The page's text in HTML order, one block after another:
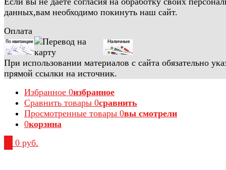
данных,вам необходимо покинуть наш сайт.
Оплата
При использовании материалов с сайта обязательно
прямой ссылки на источник.
Избранное 0избранное
Сравнить товары 0сравнить
Просмотренные товары 0вы смотрели
0корзина
0 руб.